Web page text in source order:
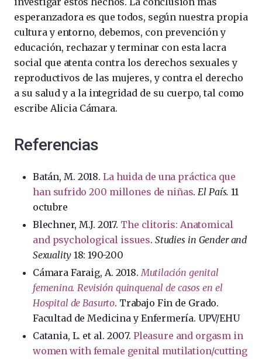
esperanzadora es que todos, según nuestra propia
cultura y entorno, debemos, con prevención y
educación, rechazar y terminar con esta lacra
social que atenta contra los derechos sexuales y
reproductivos de las mujeres, y contra el derecho
a su salud y a la integridad de su cuerpo, tal como
escribe Alicia Cámara.
Referencias
Batán, M. 2018.La huida de una práctica que
han sufrido 200 millones de niñas. El País. 11
octubre
Blechner, M.J. 2017. The clitoris: Anatomical
and psychological issues.Studies in Gender and
Sexuality 18: 190-200
Cámara Faraig, A. 2018. Mutilación genital
femenina. Revisión quinquenal de casos en el
Hospital de Basurto. Trabajo Fin de Grado.
Facultad de Medicina y Enfermería. UPV/EHU
Catania, L. et al. 2007.Pleasure and orgasm in
women with female genital mutilation/cutting